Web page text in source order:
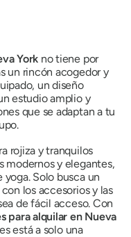
York no tiene por
un rincón acogedor y
un diseño
estudio amplio y
que se adaptan a tu
rojiza y tranquilos
modernos y elegantes,
yoga. Solo busca un
los accesorios y las
de fácil acceso. Con
para alquilar en Nueva
está a solo una